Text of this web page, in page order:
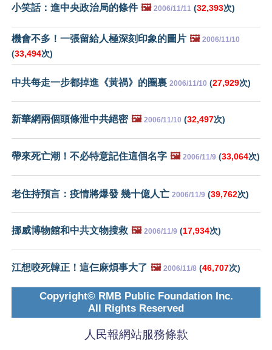
小笑話：進中央政治局的條件 🖼️ 2006/11/11 (32,393次)
機會不多！一張留給人極深刻印象的圖片 🖼️ 2006/11/10
(33,494次)
中共每走一步都掉進《黃禍》的圈裏 2006/11/10 (27,929次)
新華網兩個頭條泄中共絕密 🖼️ 2006/11/10 (32,497次)
帶來死亡潮！不必特意記住這個名字 🖼️ 2006/11/9 (33,064次)
老住持預言：疫情將爆發 幾十億人亡 2006/11/9 (39,762次)
挪威博物館和中共文物搜救 🖼️ 2006/11/9 (17,934次)
江想咬死韓正！這仨麻煩事大了 🖼️ 2006/11/8 (46,707次)
Copyright© RMB Public Foundation Inc.
All Rights Reserved
人民報網站服務條款